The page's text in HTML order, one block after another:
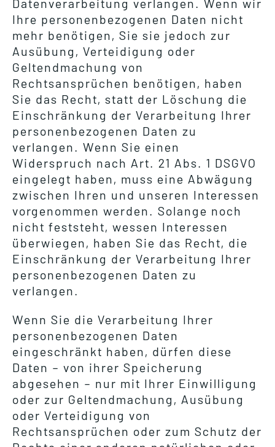
Datenverarbeitung verlangen. Wenn wir
Ihre personenbezogenen Daten nicht
mehr benötigen, Sie sie jedoch zur
Ausübung, Verteidigung oder
Geltendmachung von
Rechtsansprüchen benötigen, haben
Sie das Recht, statt der Löschung die
Einschränkung der Verarbeitung Ihrer
personenbezogenen Daten zu
verlangen. Wenn Sie einen
Widerspruch nach Art. 21 Abs. 1 DSGVO
eingelegt haben, muss eine Abwägung
zwischen Ihren und unseren Interessen
vorgenommen werden. Solange noch
nicht feststeht, wessen Interessen
überwiegen, haben Sie das Recht, die
Einschränkung der Verarbeitung Ihrer
personenbezogenen Daten zu
verlangen.
Wenn Sie die Verarbeitung Ihrer
personenbezogenen Daten
eingeschränkt haben, dürfen diese
Daten – von ihrer Speicherung
abgesehen – nur mit Ihrer Einwilligung
oder zur Geltendmachung, Ausübung
oder Verteidigung von
Rechtsansprüchen oder zum Schutz der